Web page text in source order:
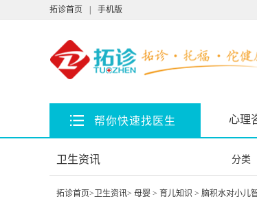
拓诊首页 手机版
帮你快速找医生 心理
卫生资讯 分类
拓诊首页> 卫生资讯> 母婴 > 育儿知识 > 脑积水对小儿